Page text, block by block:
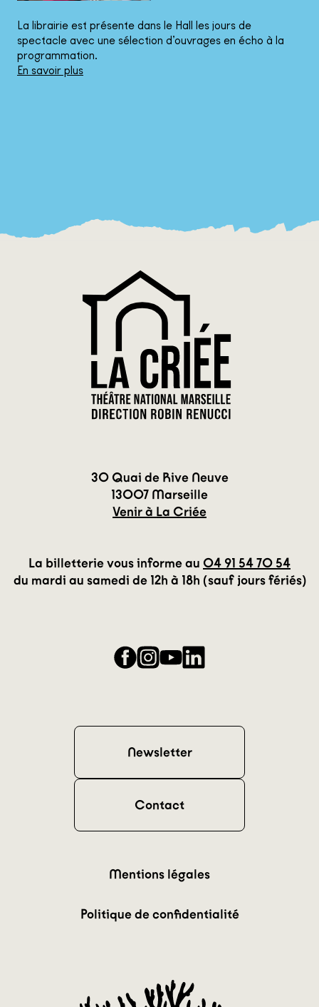
La librairie est présente dans le Hall les jours de
spectacle avec une sélection d’ouvrages en écho à la
programmation.
En savoir plus
30 Quai de Rive Neuve
13007 Marseille
Venir à La Criée
La billetterie vous informe au 04 91 54 70 54
du mardi au samedi de 12h à 18h (sauf jours fériés)
Facebook
Instagram
YouTubeLinkedIn
Newsletter
Contact
Mentions légales
Politique de confidentialité